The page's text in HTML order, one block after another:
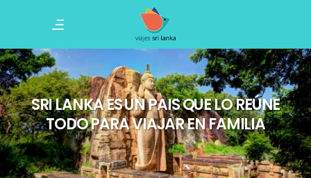
SRI LANKA ES UN PAIS QUE LO REÚNE
TODO PARA VIAJAR EN FAMILIA